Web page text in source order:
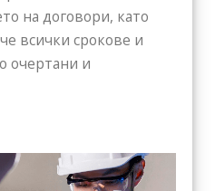
на договори, като
всички срокове и
очертани и